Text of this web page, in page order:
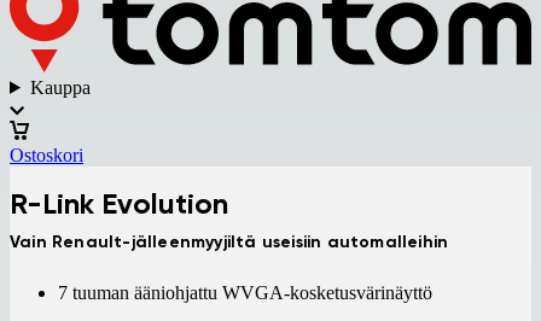
Kauppa
Ostoskori
R-Link Evolution
Vain Renault-jälleenmyyjiltä useisiin automalleihin
7 tuuman ääniohjattu WVGA-kosketusvärinäyttö